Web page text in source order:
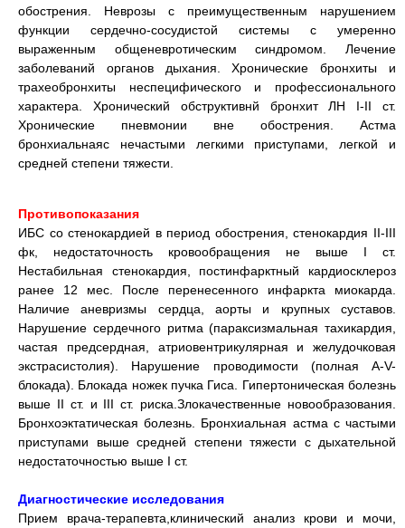
обострения. Неврозы с преимущественным нарушением
функции сердечно-сосудистой системы с умеренно
выраженным общеневротическим синдромом. Лечение
заболеваний органов дыхания. Хронические бронхиты и
трахеобронхиты неспецифического и профессионального
характера. Хронический обструктивнй бронхит ЛН I-II ст.
Хронические пневмонии вне обострения. Астма
бронхиальнаяс нечастыми легкими приступами, легкой и
средней степени тяжести.
Противопоказания
ИБС со стенокардией в период обострения, стенокардия II-III
фк, недостаточность кровообращения не выше I ст.
Нестабильная стенокардия, постинфарктный кардиосклероз
ранее 12 мес. После перенесенного инфаркта миокарда.
Наличие аневризмы сердца, аорты и крупных суставов.
Нарушение сердечного ритма (параксизмальная тахикардия,
частая предсердная, атриовентрикулярная и желудочковая
экстрасистолия). Нарушение проводимости (полная А-V-
блокада). Блокада ножек пучка Гиса. Гипертоническая болезнь
выше II ст. и III ст. риска.Злокачественные новообразования.
Бронхоэктатическая болезнь. Бронхиальная астма с частыми
приступами выше средней степени тяжести с дыхательной
недостаточностью выше I ст.
Диагностические исследования
Прием врача-терапевта,клинический анализ крови и мочи,